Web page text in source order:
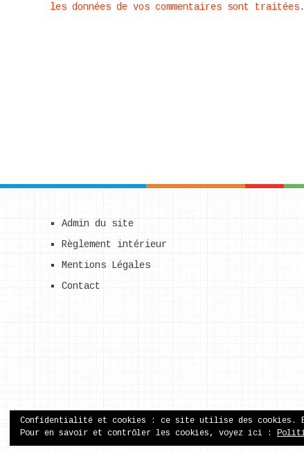
les données de vos commentaires sont traitées.
Admin du site
Règlement intérieur
Mentions Légales
Contact
Copyright © 2026.
Confidentialité et cookies : ce site utilise des cookies.
Pour en savoir et contrôler les cookies, voyez ici :